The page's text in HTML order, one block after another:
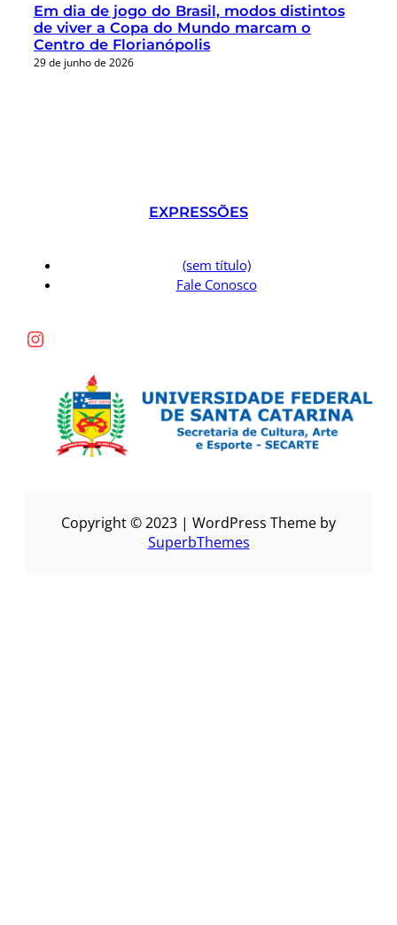
Em dia de jogo do Brasil, modos distintos
de viver a Copa do Mundo marcam o
Centro de Florianópolis
29 de junho de 2026
EXPRESSÕES
(sem título)
Fale Conosco
Instagram
Copyright © 2023 | WordPress Theme by
SuperbThemes